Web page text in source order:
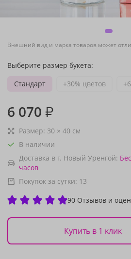
Внешний вид и марка товаров может
Выберите размер букета:
Стандарт
+30% цветов
6 070 ₽
Размер: 30 × 40 см
В наличии
Доставка в г. Новый Уренгой:
часов
Покупок за сутки: 13
90 Отзывов и
Купить в 1 клик